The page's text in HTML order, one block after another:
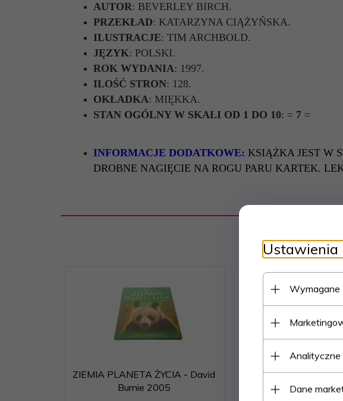
AUTOR: BEVERLEY BIRCH.
PRZEKŁAD: KATARZYNA CIĄŻYŃSKA.
ILUSTRACJE: TIM ARCHBOLD.
JĘZYK: POLSKI.
ROK WYDANIA: 1997.
ILOŚĆ STRON: 128.
OKŁADKA: MIĘKKA.
STAN OGÓLNY W SKALI OD 1 DO 10: = 7 =
INFORMACJE DODATKOWE: KSIĄŻKA JEST W
DROBNE NAGIĘCIE NA ROGU PARU KARTEK.
ZIEMIA PLANETA ŻYCIA - David
Burnie 2005
WODA ŹRÓDŁEM
Ustawienia
Wymagane
Analityczne
Dane